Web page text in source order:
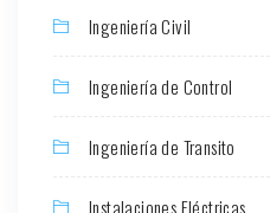
Ingeniería Civil
Ingeniería de Control
Ingeniería de Transito
Instalaciones Eléctricas